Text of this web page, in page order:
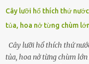
Cây lưỡi hổ thích thứ
tủa, hoa nở từng chùm
Cây lưỡi hổ thích thứ
tủa, hoa nở từng chùm